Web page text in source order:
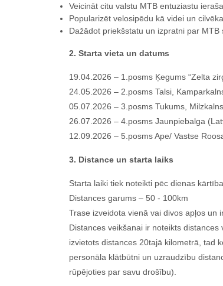
Veicināt citu valstu MTB entuziastu
Popularizēt velosipēdu kā videi un
Dažādot priekšstatu un izpratni par MTB
2. Starta vieta un datums
19.04.2026 – 1.posms Ķegums “Zelta
24.05.2026 – 2.posms Talsi,
05.07.2026 – 3.posms Tukums, Milzkalns
26.07.2026 – 4.posms Jaunpiebalga
12.09.2026 – 5.posms Ape/ Vastse
3. Distance un starta laiks
Starta laiki tiek noteikti pēc dienas
Distances garums – 50 - 100km
Trase izveidota vienā vai divos apļos un
Distances veikšanai ir noteikts
izvietots distances 20tajā kilometrā, tad
personāla klātbūtni un uzraudzību
rūpējoties par savu drošību).